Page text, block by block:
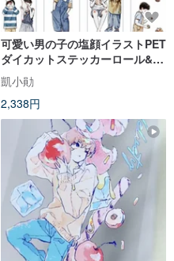
可愛い男の子の塩顔イラストPET
ダイカットステッカーロール&和
紙テープ
凱小勛
2,338円